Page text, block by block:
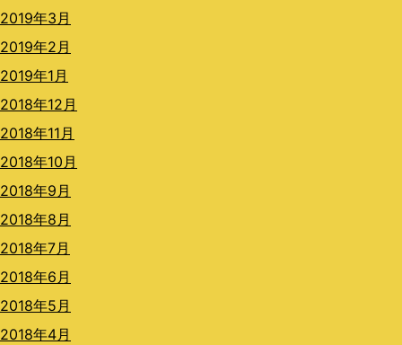
2019年3月
2019年2月
2019年1月
2018年12月
2018年11月
2018年10月
2018年9月
2018年8月
2018年7月
2018年6月
2018年5月
2018年4月